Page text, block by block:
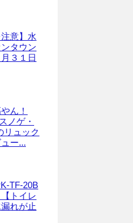
注意】水
タウン
３１日
ん！
ノゲ・
リュック
ー...
TF-20B
トイレ
れが止